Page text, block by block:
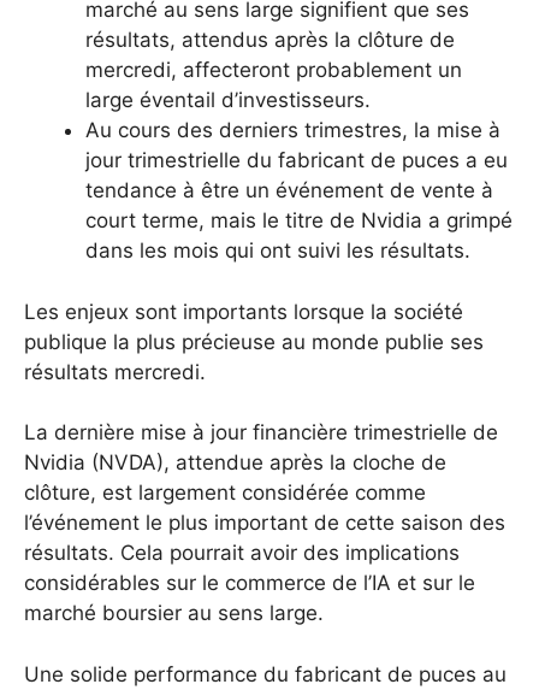
marché au sens large signifient que ses
résultats, attendus après la clôture de
mercredi, affecteront probablement un
large éventail d’investisseurs.
Au cours des derniers trimestres, la mise à
jour trimestrielle du fabricant de puces a eu
tendance à être un événement de vente à
court terme, mais le titre de Nvidia a grimpé
dans les mois qui ont suivi les résultats.
Les enjeux sont importants lorsque la société
publique la plus précieuse au monde publie ses
résultats mercredi.
La dernière mise à jour financière trimestrielle de
Nvidia (NVDA), attendue après la cloche de
clôture, est largement considérée comme
l’événement le plus important de cette saison des
résultats. Cela pourrait avoir des implications
considérables sur le commerce de l’IA et sur le
marché boursier au sens large.
Une solide performance du fabricant de puces au